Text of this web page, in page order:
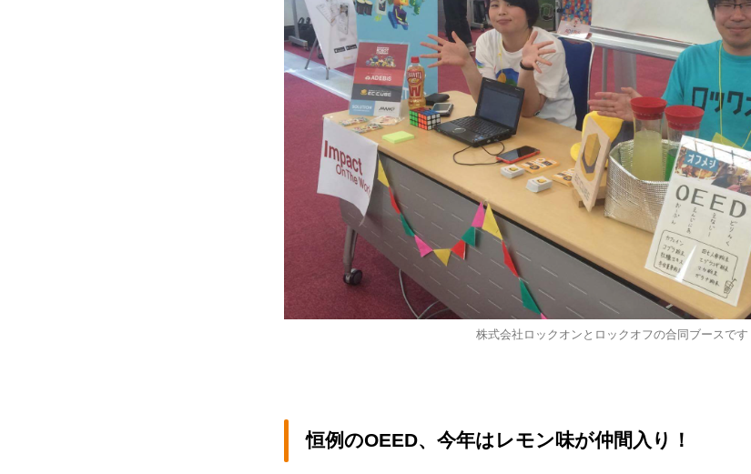
株式会社ロックオンとロックオフの合同ブースです
恒例のOEED、今年はレモン味が仲間入り！